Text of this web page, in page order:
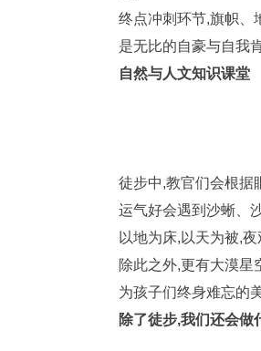
终点冲刺环节,旗帜、
是无比的自豪与自我
自然与人文知识课堂
徒步中,教官们会根据
运气好会遇到沙蜥、
以地为床,以天为被,
除此之外,更有大漠星
为孩子们终身难忘的
除了徒步,我们还会做